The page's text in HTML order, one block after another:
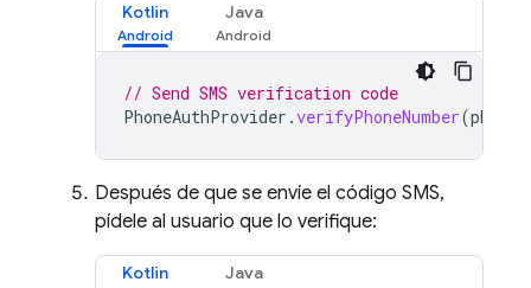
Kotlin Java
// Send SMS verification code
PhoneAuthProvider .verifyPhoneNumber(
Después de que se envíe el código SMS,
pídele al usuario que lo verifique:
Kotlin Java